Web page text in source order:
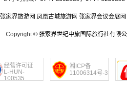
张家界旅游网 凤凰古城旅游网 张家界会议会展网
Copyright © 张家界世纪中旅国际旅行社有限
经营许可证
L-HUN-
100535
湘ICP备
11006314号-3